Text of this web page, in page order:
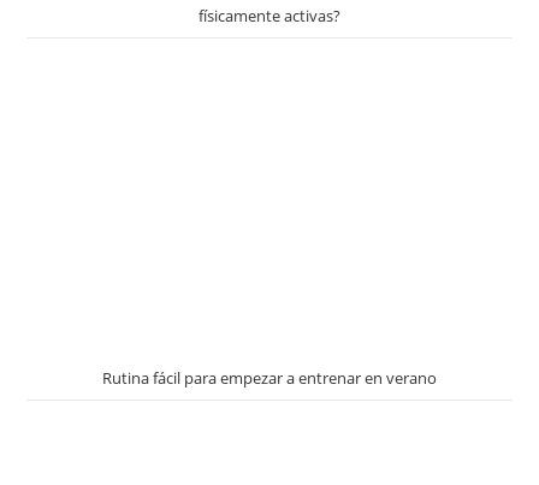
físicamente activas?
Rutina fácil para empezar a entrenar en verano